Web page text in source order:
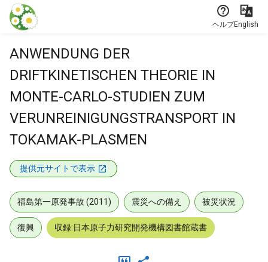
本文に飛ぶ
ヘルプEnglish
ANWENDUNG DER
DRIFTKINETISCHEN THEORIE IN
MONTE-CARLO-STUDIEN ZUM
VERUNREINIGUNGSTRANSPORT IN
TOKAMAK-PLASMEN
提供元サイトで表示
福島第一原発事故 (2011) 震災への備え 被災状況
復興 収録:日本原子力研究開発機構図書館蔵書